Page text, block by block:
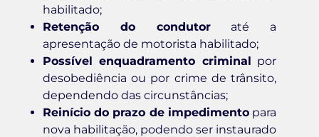
habilitado;
Retenção do condutoraté a
apresentação de motorista habilitado;
Possível enquadramento criminal por
desobediência ou por crime de trânsito,
dependendo das circunstâncias;
Reinício do prazo de impedimentopara
nova habilitação, podendo ser instaurado